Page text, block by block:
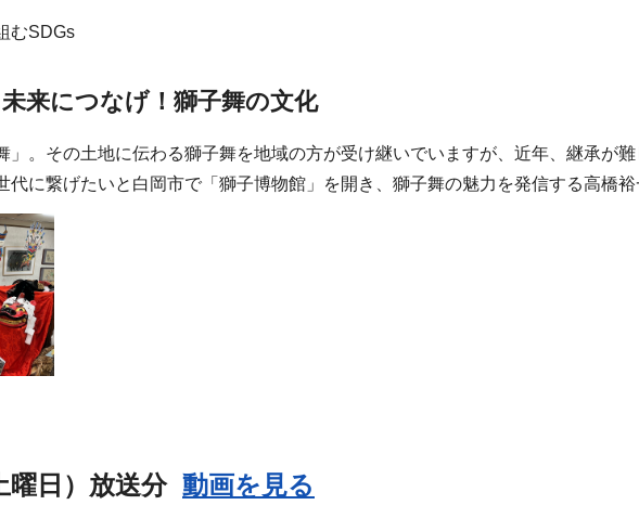
むSDGs
来につなげ！獅子舞の文化
」。その土地に伝わる獅子舞を地域の方が受け継いでいますが、近年、継承が
代に繋げたいと白岡市で「獅子博物館」を開き、獅子舞の魅力を発信する高橋裕
曜日）放送分 動画を見る